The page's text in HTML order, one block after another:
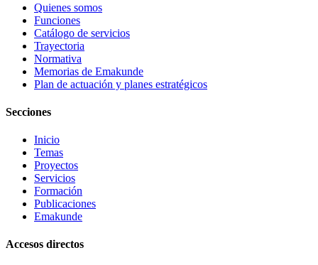
Quienes somos
Funciones
Catálogo de servicios
Trayectoria
Normativa
Memorias de Emakunde
Plan de actuación y planes estratégicos
Secciones
Inicio
Temas
Proyectos
Servicios
Formación
Publicaciones
Emakunde
Accesos directos